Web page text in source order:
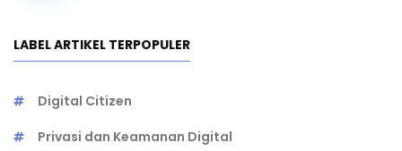
LABEL ARTIKEL TERPOPULER
Digital Citizen
Privasi dan Keamanan Digital